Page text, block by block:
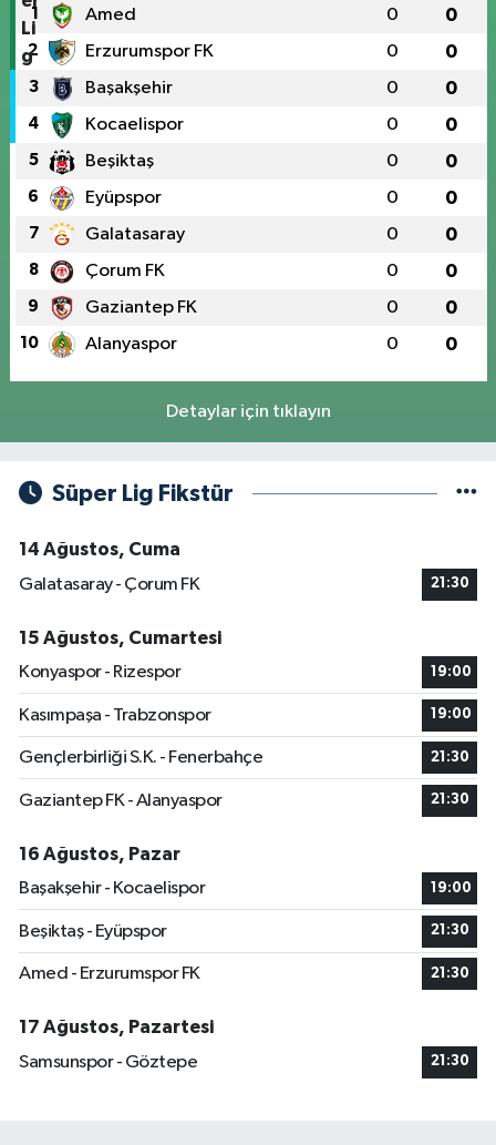
1 Amed 0 0
2 Erzurumspor FK 0 0
3 Başakşehir 0 0
4 Kocaelispor 0 0
5 Beşiktaş 0 0
6 Eyüpspor 0 0
7 Galatasaray 0 0
8 Çorum FK 0 0
9 Gaziantep FK 0 0
10 Alanyaspor 0 0
Detaylar için tıklayın
Süper Lig Fikstür
14 Ağustos, Cuma
Galatasaray - Çorum FK
21:30
15 Ağustos, Cumartesi
Konyaspor - Rizespor
19:00
Kasımpaşa - Trabzonspor 19:00
Gençlerbirliği S.K. - Fenerbahçe 21:30
Gaziantep FK - Alanyaspor 21:30
16 Ağustos, Pazar
Başakşehir - Kocaelispor
19:00
Beşiktaş - Eyüpspor 21:30
Amed - Erzurumspor FK 21:30
17 Ağustos, Pazartesi
Samsunspor - Göztepe
21:30